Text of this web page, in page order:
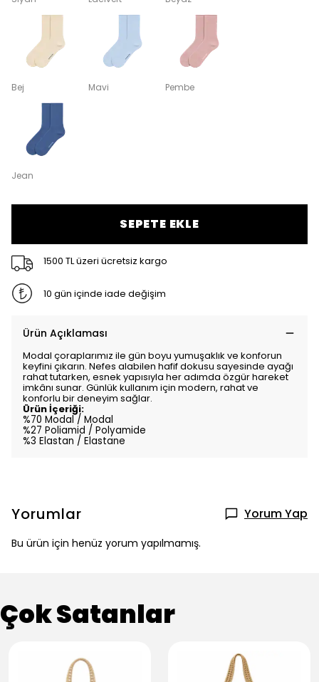
Siyah Beyaz
Bej
SEPETE EKLE
1500 TL üzeri ücretsiz kargo
10 gün içinde iade değişim
Ürün Açıklaması
Modal çoraplarımız ile gün boyu yumuşaklık ve konforun
keyfini çıkarın. Nefes alabilen hafif dokusu sayesinde ayağı
rahat tutarken, esnek yapısıyla her adımda özgür hareket
imkânı sunar. Günlük kullanım için modern, rahat ve
konforlu bir deneyim sağlar.
Ürün İçeriği:
%70 Modal / Modal
%27 Poliamid / Polyamide
%3 Elastan / Elastane
Yorumlar Yorum Yap
Bu ürün için henüz yorum yapılmamış.
Çok Satanlar